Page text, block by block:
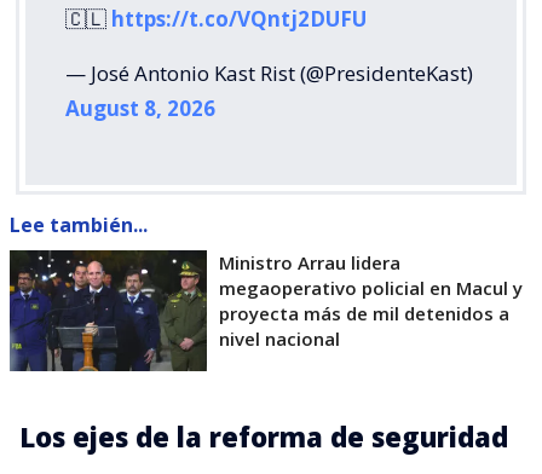
🇨🇱 https://t.co/VQntj2DUFU
— José Antonio Kast Rist (@PresidenteKast)
August 8, 2026
Lee también...
Ministro Arrau lidera
megaoperativo policial en Macul y
proyecta más de mil detenidos a
nivel nacional
Los ejes de la reforma de seguridad